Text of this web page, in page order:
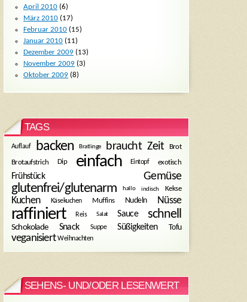
April 2010 (6)
März 2010 (17)
Februar 2010 (15)
Januar 2010 (11)
Dezember 2009 (13)
November 2009 (3)
Oktober 2009 (8)
TAGS
Auflauf backen Bratlinge braucht Zeit
Brot
Brotaufstrich
Dip einfach Eintopf exotisch
Frühstück Gemüse
glutenfrei/glutenarm hallo indisch Kekse
Kuchen Käsekuchen Muffins Nudeln Nüsse
raffiniert Reis Salat Sauce schnell
Schokolade Snack Suppe Süßigkeiten Tofu
veganisiert Weihnachten
SEHENS- UND/ODER LESENWERT